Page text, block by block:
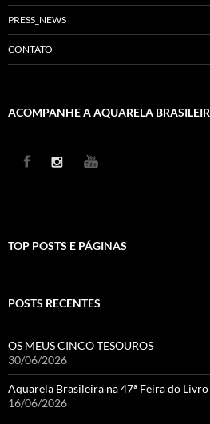
PRESS_NEWS
CONTATO
ACOMPANHE A AQUARELA
TOP POSTS E PÁGINAS
POSTS RECENTES
OS MEUS CINCO TESOUROS
30/06/2026
Aquarela Brasileira na 47ª Feira do
16/06/2026